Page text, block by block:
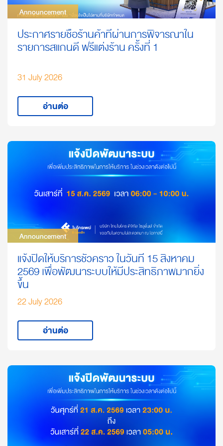
Announcement
Announcement
ประกาศรายชื่อร้านค้าที่ผ่านการพิจารณาใน
รายการสแกนดี ฟรีแต่งร้าน ครั้งที่ 1
31 July 2026
อ่านต่อ
Announcement
Announcement
แจ้งปิดให้บริการชั่วคราว ในวันที่ 15 สิงหาคม
2569 เพื่อพัฒนาระบบให้มีประสิทธิภาพมากยิ่ง
ขึ้น
22 July 2026
อ่านต่อ